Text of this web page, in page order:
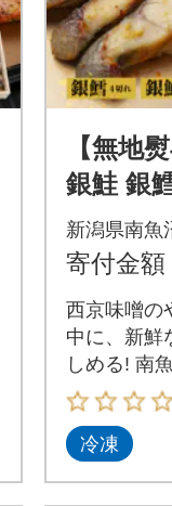
【無地
銀鮭 銀
切れ 漬
魚沼市 1
新潟県南魚
寄付金額
西京味噌の
中に、新鮮
しめる! 南
ト!
冷凍